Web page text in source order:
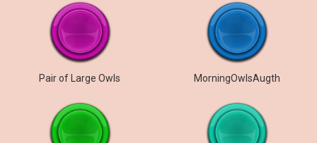
Pair of Large Owls MorningOwlsAugth